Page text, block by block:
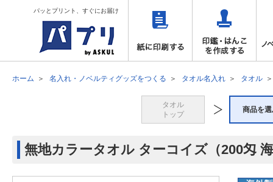
パッとプリント、すぐにお届け
ホーム 名入れ・ノベルティグッズをつくる タオル名入れ タオル
タオル
トップ
商品を
無地カラータオル ターコイズ（200匁